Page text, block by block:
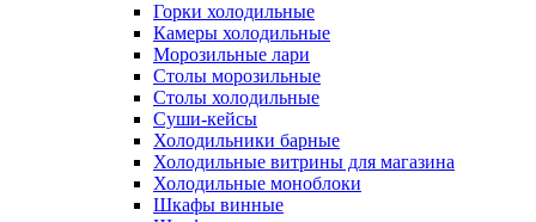
Горки холодильные
Камеры холодильные
Морозильные лари
Столы морозильные
Столы холодильные
Суши-кейсы
Холодильники барные
Холодильные витрины для магазина
Холодильные моноблоки
Шкафы винные